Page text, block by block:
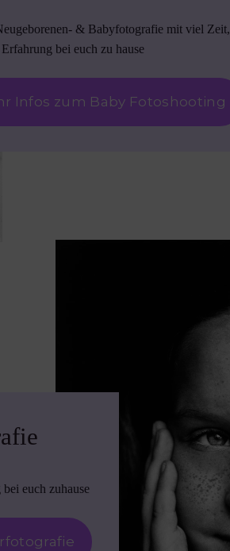
& Babyfotografie mit viel Zeit,
bei euch zu hause
Infos zum Baby Fotoshooting
euch zuhause